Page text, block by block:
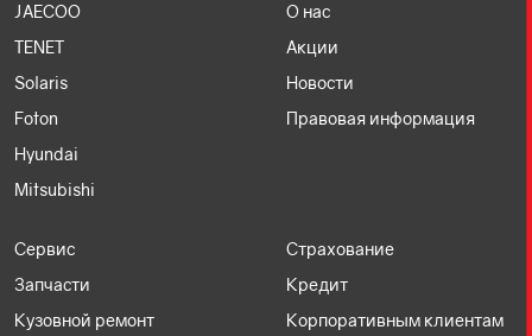
JAECOO
TENET
Solaris
Foton
Hyundai
Mitsubishi
О нас
Акции
Новости
Правовая информация
Сервис
Запчасти
Кузовной ремонт
Страхование
Кредит
Корпоративным клиентам